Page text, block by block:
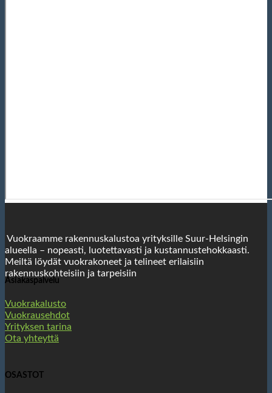
Vuokraamme rakennuskalustoa yrityksille Suur-Helsingin
alueella – nopeasti, luotettavasti ja kustannustehokkaasti.
Meiltä löydät vuokrakoneet ja telineet erilaisiin
rakennuskohteisiin ja tarpeisiin
Asiakaspalvelu
Vuokrakalusto
Vuokrausehdot
Yrityksen tarina
Ota yhteyttä
OSASTOT